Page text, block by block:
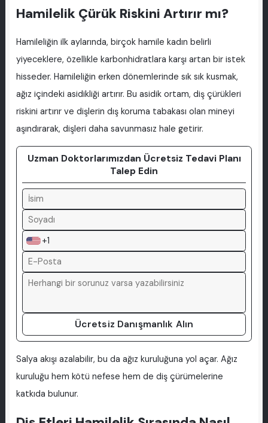
Hamilelik Çürük Riskini Artırır mı?
Hamileliğin ilk aylarında, birçok hamile kadın belirli
yiyeceklere, özellikle karbonhidratlara karşı artan bir istek
hisseder. Hamileliğin erken dönemlerinde sık sık kusmak,
ağız içindeki asidikliği artırır. Bu asidik ortam, diş çürükleri
riskini artırır ve dişlerin dış koruma tabakası olan mineyi
aşındırarak, dişleri daha savunmasız hale getirir.
Uzman Doktorlarımızdan Ücretsiz Tedavi Planı
Talep Edin
+1
Ücretsiz Danışmanlık Alın
Salya akışı azalabilir, bu da ağız kuruluğuna yol açar. Ağız
kuruluğu hem kötü nefese hem de diş çürümelerine
katkıda bulunur.